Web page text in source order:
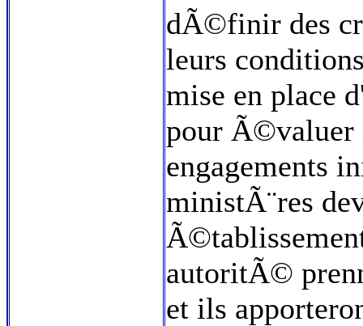
dÃ©finir des
leurs
mise en place
pour Ã©valuer
engagements
ministÃ¨res
autoritÃ©
et ils